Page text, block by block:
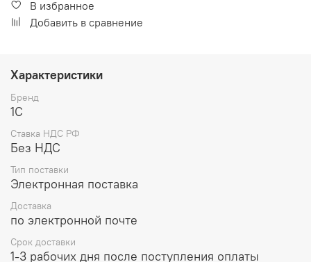
В избранное
Добавить в сравнение
Характеристики
Бренд
1С
Ставка НДС РФ
Без НДС
Тип поставки
Электронная поставка
Доставка
по электронной почте
Срок доставки
1-3 рабочих дня после поступления оплаты